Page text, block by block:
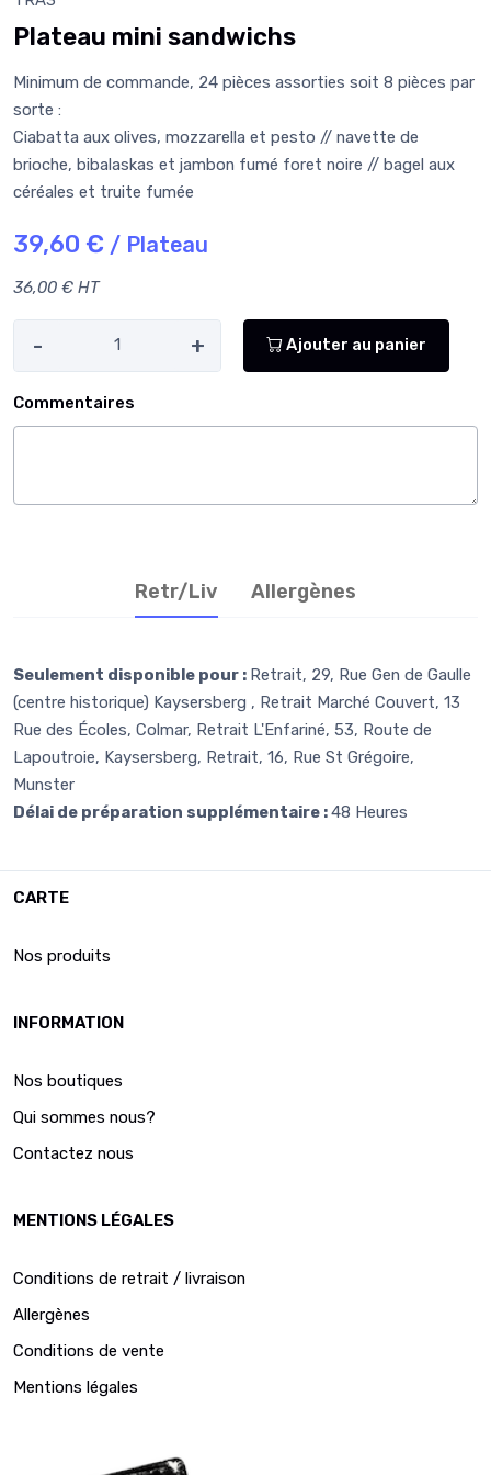
Plateau mini sandwichs
Minimum de commande, 24 pièces assorties soit 8 pièces par
sorte :
Ciabatta aux olives, mozzarella et pesto // navette de
brioche, bibalaskas et jambon fumé foret noire // bagel aux
céréales et truite fumée
39,60 € / Plateau
36,00 € HT
- + Ajouter au panier
Commentaires
Retr/Liv Allergènes
Seulement disponible pour : Retrait, 29, Rue Gen de Gaulle
(centre historique) Kaysersberg , Retrait Marché Couvert, 13
Rue des Écoles, Colmar, Retrait L'Enfariné, 53, Route de
Lapoutroie, Kaysersberg, Retrait, 16, Rue St Grégoire,
Munster
Délai de préparation supplémentaire :48 Heures
CARTE
Nos produits
INFORMATION
Nos boutiques
Qui sommes nous?
Contactez nous
MENTIONS LÉGALES
Conditions de retrait / livraison
Allergènes
Conditions de vente
Mentions légales